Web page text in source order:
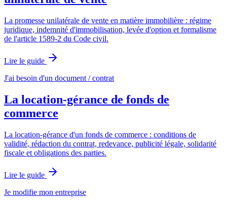
La promesse unilatérale de vente en matière immobilière : régime
juridique, indemnité d'immobilisation, levée d'option et formalisme
de l'article 1589-2 du Code civil.
Lire le guide
J'ai besoin d'un document / contrat
La location-gérance de fonds de
commerce
La location-gérance d'un fonds de commerce : conditions de
validité, rédaction du contrat, redevance, publicité légale, solidarité
fiscale et obligations des parties.
Lire le guide
Je modifie mon entreprise